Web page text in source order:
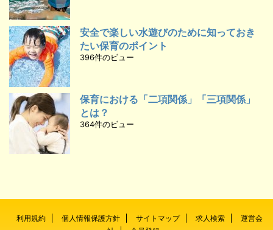
安全で楽しい水遊びのために知っておき
たい保育のポイント
396件のビュー
保育における「二項関係」「三項関係」
とは？
364件のビュー
利用規約 個人情報保護方針 サイトマップ 求人検索
運営会